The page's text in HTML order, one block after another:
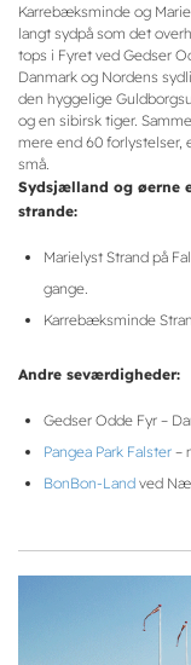
Karrebæksminde og
langt sydpå som det
tops i Fyret ved Gedser
Danmark og Nordens
den hyggelige
og en sibirsk tiger.
mere end 60 forlystelser,
små.
Sydsjælland og øerne
strande:
Marielyst Strand på
gange.
Karrebæksminde
Andre seværdigheder:
Gedser Odde Fyr –
Pangea Park Falster –
BonBon-Land ved